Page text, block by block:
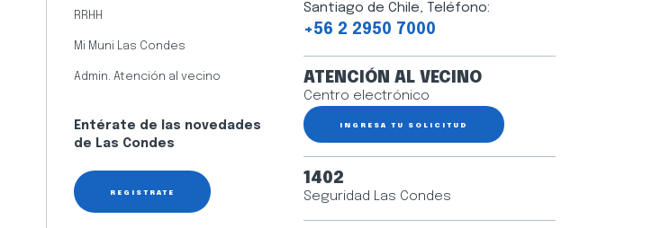
RRHH
Mi Muni Las Condes
Admin. Atención al vecino
Entérate de las novedades
de Las Condes
REGÍSTRATE
Santiago de Chile, Teléfono:
+56 2 2950 7000
ATENCIÓN AL VECINO
Centro electrónico
INGRESA TU SOLICITUD
1402
Seguridad Las Condes